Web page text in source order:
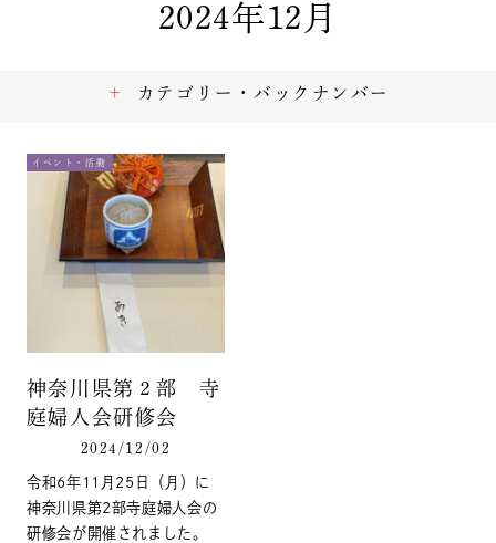
2024年12月
イベント・活動
神奈川県第２部 寺
庭婦人会研修会
2024/12/02
令和6年11月25日（月）に
神奈川県第2部寺庭婦人会の
研修会が開催されました。
カテゴリー・バックナンバー